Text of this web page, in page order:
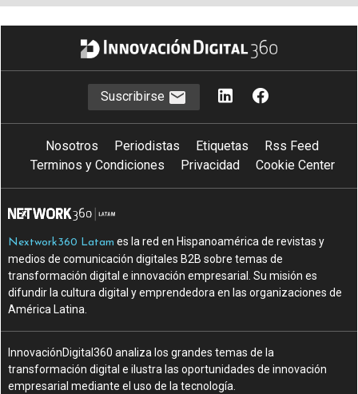
Suscribirse
Nosotros Periodistas Etiquetas
Rss Feed
Terminos y Condiciones
Privacidad Cookie Center
Nextwork360 Latam es la red en Hispanoamérica de revistas y
medios de comunicación digitales B2B sobre temas de
transformación digital e innovación empresarial. Su misión es
difundir la cultura digital y emprendedora en las organizaciones de
América Latina.
InnovaciónDigital360 analiza los grandes temas de la
transformación digital e ilustra las oportunidades de innovación
empresarial mediante el uso de la tecnología.